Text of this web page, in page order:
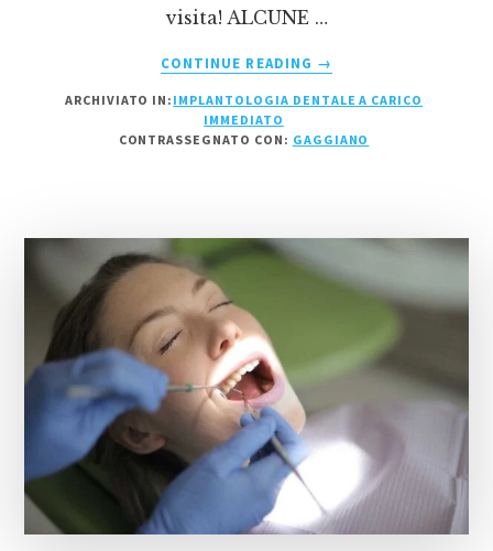
visita! ALCUNE …
CONTINUE READING
INFOIMPLANTOLOGIA
A
→
ARCHIVIATO IN: IMPLANTOLOGIA DENTALE A CARICO
IMMEDIATO
CONTRASSEGNATO CON: GAGGIANO